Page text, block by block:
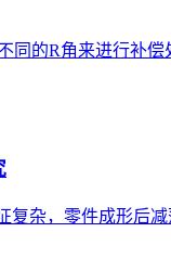
同的R角来进行补
杂，零件成形后